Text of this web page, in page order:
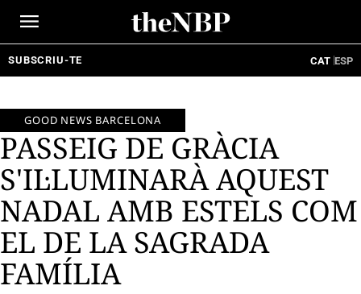
SUBSCRIU-TE CAT ESP
GOOD NEWS BARCELONA
PASSEIG DE GRÀCIA
S'IL·LUMINARÀ AQUEST
NADAL AMB ESTELS COM
EL DE LA SAGRADA
FAMÍLIA